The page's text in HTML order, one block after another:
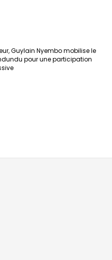
Guylain Nyembo mobilise le
pour une participation